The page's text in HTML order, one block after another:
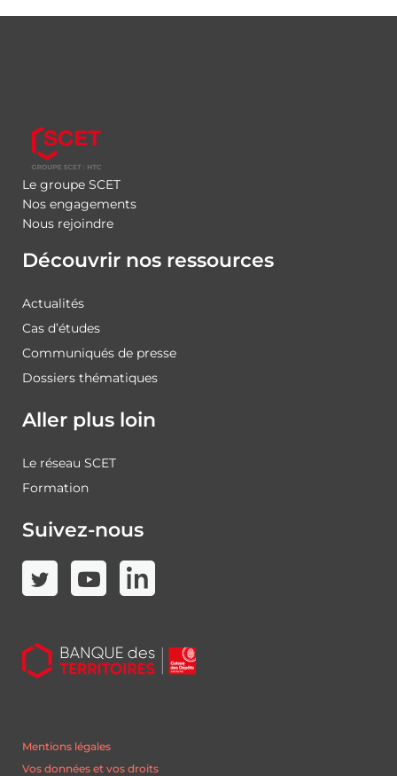
Le groupe SCET
Nos engagements
Nous rejoindre
Découvrir nos ressources
Actualités
Cas d’études
Communiqués de presse
Dossiers thématiques
Aller plus loin
Le réseau SCET
Formation
Suivez-nous
Mentions légales
Vos données et vos droits